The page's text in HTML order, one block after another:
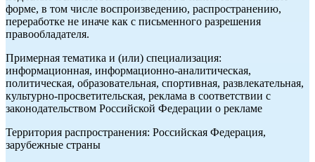
форме, в том числе воспроизведению, распространению,
переработке не иначе как с письменного разрешения
правообладателя.
Примерная тематика и (или) специализация:
информационная, информационно-аналитическая,
политическая, образовательная, спортивная, развлекательная,
культурно-просветительская, реклама в соответствии с
законодательством Российской Федерации о рекламе
Территория распространения: Российская Федерация,
зарубежные страны